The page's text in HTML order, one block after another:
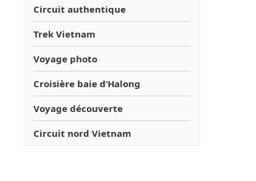
Circuit authentique
Trek Vietnam
Voyage photo
Croisière baie d’Halong
Voyage découverte
Circuit nord Vietnam